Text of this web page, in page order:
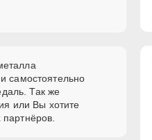
самостоятельно
Так же
или Вы хотите